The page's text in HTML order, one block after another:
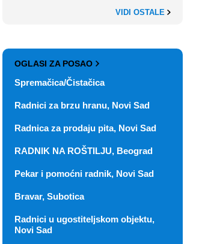
VIDI OSTALE
OGLASI ZA POSAO
Spremačica/Čistačica
Radnici za brzu hranu, Novi Sad
Radnica za prodaju pita, Novi Sad
RADNIK NA ROŠTILJU, Beograd
Pekar i pomoćni radnik, Novi Sad
Bravar, Subotica
Radnici u ugostiteljskom objektu,
Novi Sad